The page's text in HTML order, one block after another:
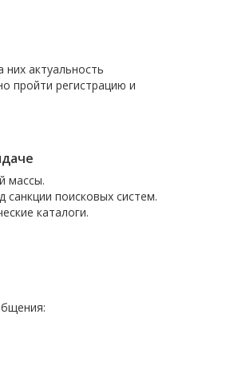
актуальность
пройти регистрацию и
массы.
поисковых систем.
каталоги.